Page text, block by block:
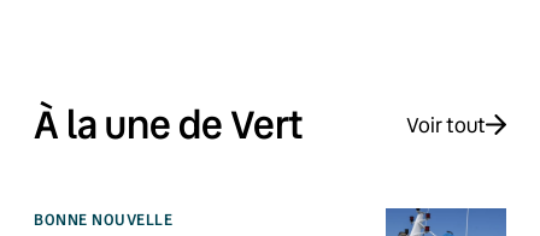
À la une de Vert Voir tout
BONNE NOUVELLE